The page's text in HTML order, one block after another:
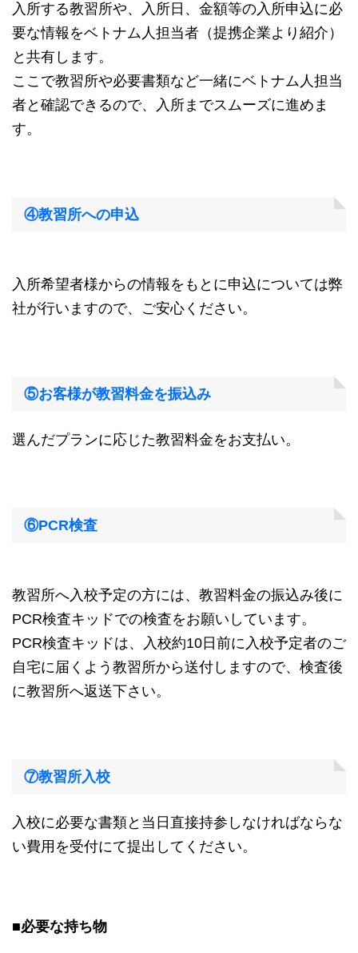
入所する教習所や、入所日、金額等の入所申込に必
要な情報をベトナム人担当者（提携企業より紹介）
と共有します。
ここで教習所や必要書類など一緒にベトナム人担当
者と確認できるので、入所までスムーズに進めま
す。
④教習所への申込
入所希望者様からの情報をもとに申込については弊
社が行いますので、ご安心ください。
⑤お客様が教習料金を振込み
選んだプランに応じた教習料金をお支払い。
⑥PCR検査
教習所へ入校予定の方には、教習料金の振込み後に
PCR検査キッドでの検査をお願いしています。
PCR検査キッドは、入校約10日前に入校予定者のご
自宅に届くよう教習所から送付しますので、検査後
に教習所へ返送下さい。
⑦教習所入校
入校に必要な書類と当日直接持参しなければならな
い費用を受付にて提出してください。
■必要な持ち物